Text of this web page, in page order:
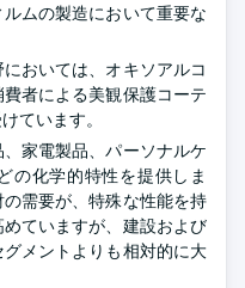
ムの製造において重要な
おいては、オキソアルコ
者による美観保護コーテ
ています。
家電製品、パーソナルケ
の化学的特性を提供しま
需要が、特殊な性能を持
ていますが、建設および
メントよりも相対的に大